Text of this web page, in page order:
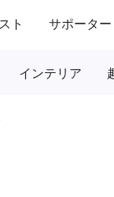
ト サポーター
インテリア